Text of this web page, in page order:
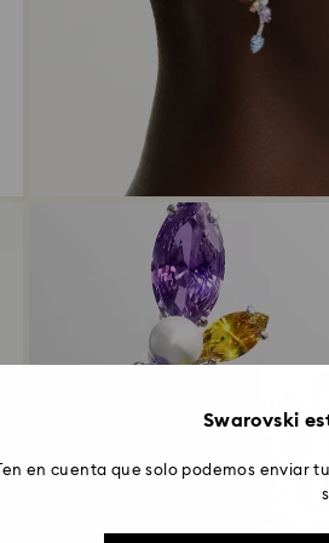
Swarovski
Ten en cuenta que solo podemos enviar